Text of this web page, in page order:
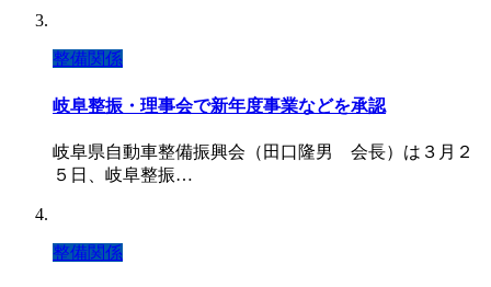
整備関係
岐阜整振・理事会で新年度事業などを承認
岐阜県自動車整備振興会（田口隆男 会長）は３月２
５日、岐阜整振…
整備関係